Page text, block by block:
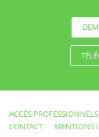
ACCÈS PROFESSIONNELS
CONTACT
MENTIONS